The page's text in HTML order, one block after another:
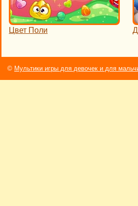
Цвет Поли
© Мультики игры для девочек и для